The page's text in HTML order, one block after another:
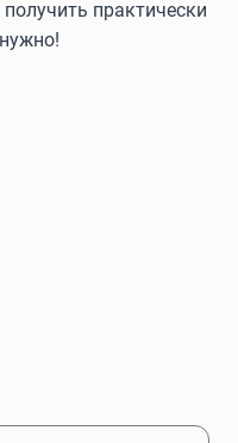
практически